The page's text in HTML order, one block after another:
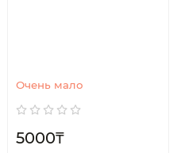
Очень мало
5000₸